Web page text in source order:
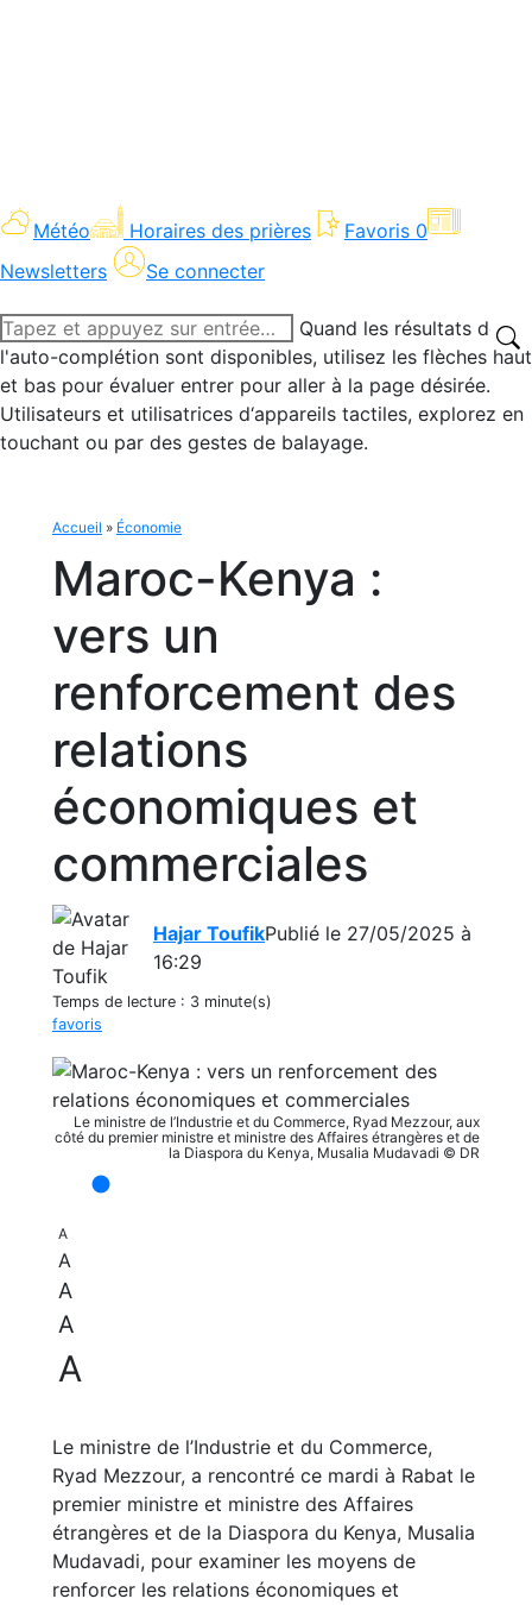
Météo Horaires des prières Favoris 0
Newsletters
Se connecter
Recherche
:
Quand les résultats de
l'auto-complétion sont disponibles, utilisez les flèches haut
et bas pour évaluer entrer pour aller à la page désirée.
Utilisateurs et utilisatrices d‘appareils tactiles, explorez en
touchant ou par des gestes de balayage.
Accueil » Économie
Maroc-Kenya :
vers un
renforcement des
relations
économiques et
commerciales
Hajar ToufikPublié le 27/05/2025 à
16:29
Temps de lecture : 3 minute(s)
favoris
Le ministre de l’Industrie et du Commerce, Ryad Mezzour, aux
côté du premier ministre et ministre des Affaires étrangères et de
la Diaspora du Kenya, Musalia Mudavadi © DR
A
A
A
A
A
Le ministre de l’Industrie et du Commerce,
Ryad Mezzour, a rencontré ce mardi à Rabat le
premier ministre et ministre des Affaires
étrangères et de la Diaspora du Kenya, Musalia
Mudavadi, pour examiner les moyens de
renforcer les relations économiques et